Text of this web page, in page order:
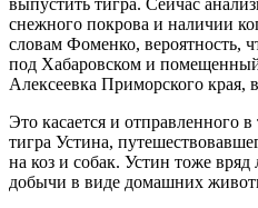
снежного покрова и наличии
словам Фоменко, вероятность,
под Хабаровском и
Алексеевка Приморского края,
Это касается и отправленного
тигра Устина,
на коз и собак. Устин тоже вряд
добычи в виде домашних